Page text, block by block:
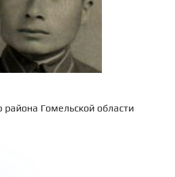
района Гомельской области